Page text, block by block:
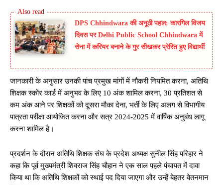
DPS Chhindwara की अनूठी पहल: कारगिल विजय
दिवस पर Delhi Public School Chhindwara में
सेना में करियर बनाने के गुर सीखकर प्रेरित हुए विद्यार्थी
जानकारी के अनुसार उनकी पांच प्रमुख मांगों में नौकरी नियमित करना, अतिथि
शिक्षक स्कोर कार्ड में अनुभव के लिए 10 अंक शामिल करना, 30 प्रतिशत से
कम अंक आने पर शिक्षकों को दूसरा मौका देना, भर्ती के लिए अलग से विभागीय
पात्रता परीक्षा आयोजित करना और सत्र 2024-2025 में वार्षिक अनुबंध लागू
करना शामिल है।
प्रदर्शन के दौरान अतिथि शिक्षक संघ के प्रदेश अध्यक्ष सुनील सिंह परिहार ने
कहा कि पूर्व मुख्यमंत्री शिवराज सिंह चौहान ने एक साल पहले पंचायत में दावा
किया था कि अतिथि शिक्षकों को स्थाई पद दिया जाएगा और उन्हें बेहतर वेतनमान